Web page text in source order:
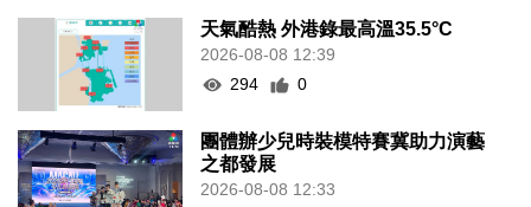
天氣酷熱 外港錄最高溫35.5°C
2026-08-08 12:39
294
0
團體辦少兒時裝模特賽冀助力演藝
之都發展
2026-08-08 12:33